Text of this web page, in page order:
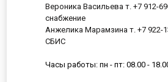
Вероника Васильева т. +7 912-
снабжение
Анжелика Марамзина т. +7 922-
СБИС
Часы работы: пн - пт: 08.00 -